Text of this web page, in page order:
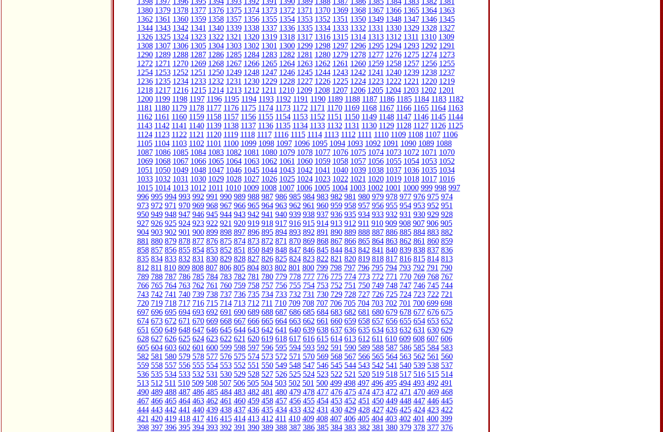
1380 1379 1378 1377 1376 1375 1374 1373 1372 1371 1370 1369 1368 1367 1366 1365 1364 1363
1362 1361 1360 1359 1358 1357 1356 1355 1354 1353 1352 1351 1350 1349 1348 1347 1346 1345
1344 1343 1342 1341 1340 1339 1338 1337 1336 1335 1334 1333 1332 1331 1330 1329 1328 1327
1326 1325 1324 1323 1322 1321 1320 1319 1318 1317 1316 1315 1314 1313 1312 1311 1310 1309
1308 1307 1306 1305 1304 1303 1302 1301 1300 1299 1298 1297 1296 1295 1294 1293 1292 1291
1290 1289 1288 1287 1286 1285 1284 1283 1282 1281 1280 1279 1278 1277 1276 1275 1274 1273
1272 1271 1270 1269 1268 1267 1266 1265 1264 1263 1262 1261 1260 1259 1258 1257 1256 1255
1254 1253 1252 1251 1250 1249 1248 1247 1246 1245 1244 1243 1242 1241 1240 1239 1238 1237
1236 1235 1234 1233 1232 1231 1230 1229 1228 1227 1226 1225 1224 1223 1222 1221 1220 1219
1218 1217 1216 1215 1214 1213 1212 1211 1210 1209 1208 1207 1206 1205 1204 1203 1202 1201
1200 1199 1198 1197 1196 1195 1194 1193 1192 1191 1190 1189 1188 1187 1186 1185 1184 1183 1182
1181 1180 1179 1178 1177 1176 1175 1174 1173 1172 1171 1170 1169 1168 1167 1166 1165 1164 1163
1162 1161 1160 1159 1158 1157 1156 1155 1154 1153 1152 1151 1150 1149 1148 1147 1146 1145 1144
1143 1142 1141 1140 1139 1138 1137 1136 1135 1134 1133 1132 1131 1130 1129 1128 1127 1126 1125
1124 1123 1122 1121 1120 1119 1118 1117 1116 1115 1114 1113 1112 1111 1110 1109 1108 1107 1106
1105 1104 1103 1102 1101 1100 1099 1098 1097 1096 1095 1094 1093 1092 1091 1090 1089 1088
1087 1086 1085 1084 1083 1082 1081 1080 1079 1078 1077 1076 1075 1074 1073 1072 1071 1070
1069 1068 1067 1066 1065 1064 1063 1062 1061 1060 1059 1058 1057 1056 1055 1054 1053 1052
1051 1050 1049 1048 1047 1046 1045 1044 1043 1042 1041 1040 1039 1038 1037 1036 1035 1034
1033 1032 1031 1030 1029 1028 1027 1026 1025 1024 1023 1022 1021 1020 1019 1018 1017 1016
1015 1014 1013 1012 1011 1010 1009 1008 1007 1006 1005 1004 1003 1002 1001 1000 999 998 997
996 995 994 993 992 991 990 989 988 987 986 985 984 983 982 981 980 979 978 977 976 975 974
973 972 971 970 969 968 967 966 965 964 963 962 961 960 959 958 957 956 955 954 953 952 951
950 949 948 947 946 945 944 943 942 941 940 939 938 937 936 935 934 933 932 931 930 929 928
927 926 925 924 923 922 921 920 919 918 917 916 915 914 913 912 911 910 909 908 907 906 905
904 903 902 901 900 899 898 897 896 895 894 893 892 891 890 889 888 887 886 885 884 883 882
881 880 879 878 877 876 875 874 873 872 871 870 869 868 867 866 865 864 863 862 861 860 859
858 857 856 855 854 853 852 851 850 849 848 847 846 845 844 843 842 841 840 839 838 837 836
835 834 833 832 831 830 829 828 827 826 825 824 823 822 821 820 819 818 817 816 815 814 813
812 811 810 809 808 807 806 805 804 803 802 801 800 799 798 797 796 795 794 793 792 791 790
789 788 787 786 785 784 783 782 781 780 779 778 777 776 775 774 773 772 771 770 769 768 767
766 765 764 763 762 761 760 759 758 757 756 755 754 753 752 751 750 749 748 747 746 745 744
743 742 741 740 739 738 737 736 735 734 733 732 731 730 729 728 727 726 725 724 723 722 721
720 719 718 717 716 715 714 713 712 711 710 709 708 707 706 705 704 703 702 701 700 699 698
697 696 695 694 693 692 691 690 689 688 687 686 685 684 683 682 681 680 679 678 677 676 675
674 673 672 671 670 669 668 667 666 665 664 663 662 661 660 659 658 657 656 655 654 653 652
651 650 649 648 647 646 645 644 643 642 641 640 639 638 637 636 635 634 633 632 631 630 629
628 627 626 625 624 623 622 621 620 619 618 617 616 615 614 613 612 611 610 609 608 607 606
605 604 603 602 601 600 599 598 597 596 595 594 593 592 591 590 589 588 587 586 585 584 583
582 581 580 579 578 577 576 575 574 573 572 571 570 569 568 567 566 565 564 563 562 561 560
559 558 557 556 555 554 553 552 551 550 549 548 547 546 545 544 543 542 541 540 539 538 537
536 535 534 533 532 531 530 529 528 527 526 525 524 523 522 521 520 519 518 517 516 515 514
513 512 511 510 509 508 507 506 505 504 503 502 501 500 499 498 497 496 495 494 493 492 491
490 489 488 487 486 485 484 483 482 481 480 479 478 477 476 475 474 473 472 471 470 469 468
467 466 465 464 463 462 461 460 459 458 457 456 455 454 453 452 451 450 449 448 447 446 445
444 443 442 441 440 439 438 437 436 435 434 433 432 431 430 429 428 427 426 425 424 423 422
421 420 419 418 417 416 415 414 413 412 411 410 409 408 407 406 405 404 403 402 401 400 399
398 397 396 395 394 393 392 391 390 389 388 387 386 385 384 383 382 381 380 379 378 377 376